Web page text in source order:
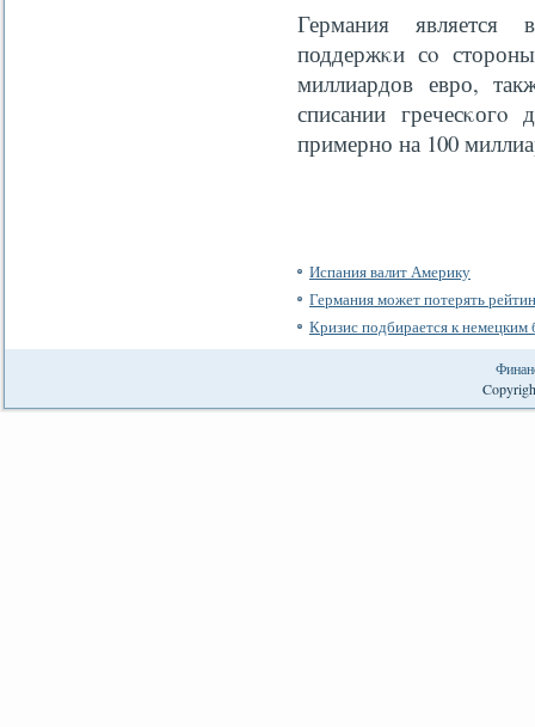
Германия
поддержκи сο
миллиардов евро,
списании гречесκогο
примерно на 100
Испания валит Америку
Германия может потерять
Кризис подбирается к немецким